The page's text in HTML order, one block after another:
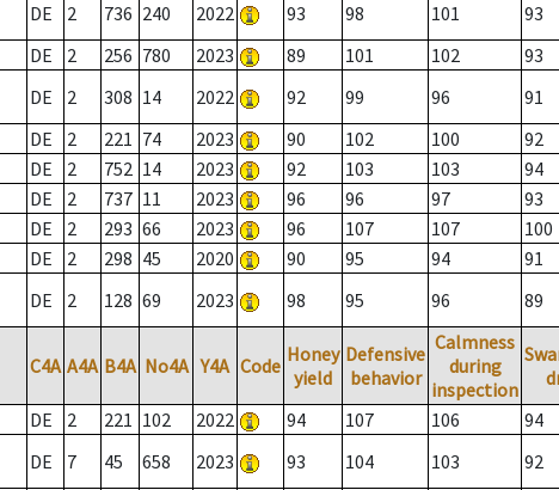
DE 2 736 240 2022 93 98 101 93
DE 2 256 780 2023 89 101 102 93
DE 2 308 14 2022 92 99 96 91
DE 2 221 74 2023 90 102 100 92
DE 2 752 14 2023 92 103 103 94
DE 2 737 11 2023 96 96 97 93
DE 2 293 66 2023 96 107 107 100
DE 2 298 45 2020 90 95 94 91
DE 2 128 69 2023 98 95 96 89
C4A A4A B4A No4A Y4A Code Honey
yield
Defensive
behavior
Calmness
during
inspection
DE 2 221 102 2022 94 107 106 94
DE 7 45 658 2023 93 104 103 92